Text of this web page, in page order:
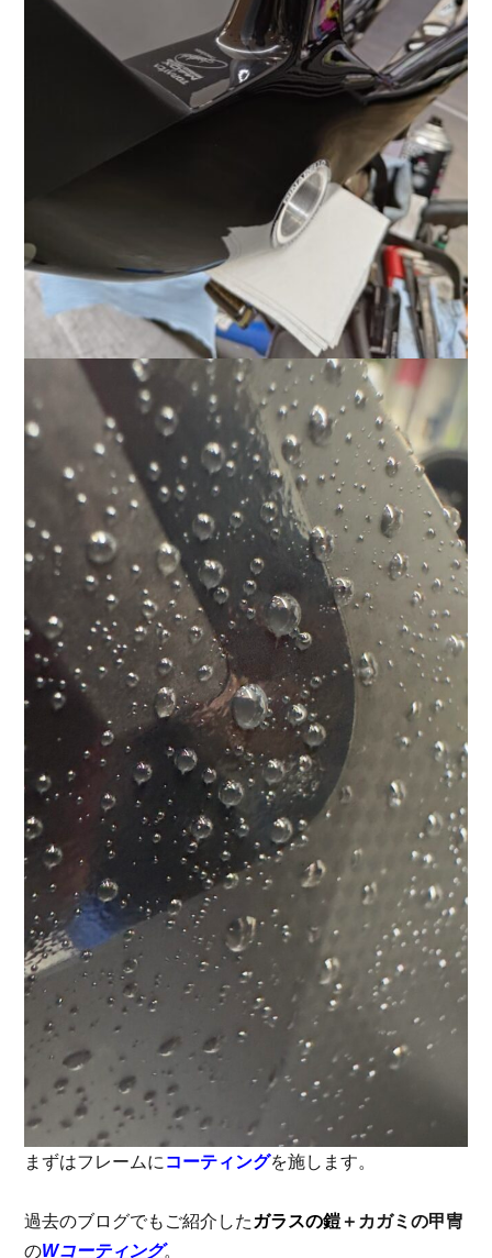
まずはフレームに コーティングを施します。
過去のブログでもご紹介した ガラスの鎧 ＋カガミの甲冑
のWコーティング。